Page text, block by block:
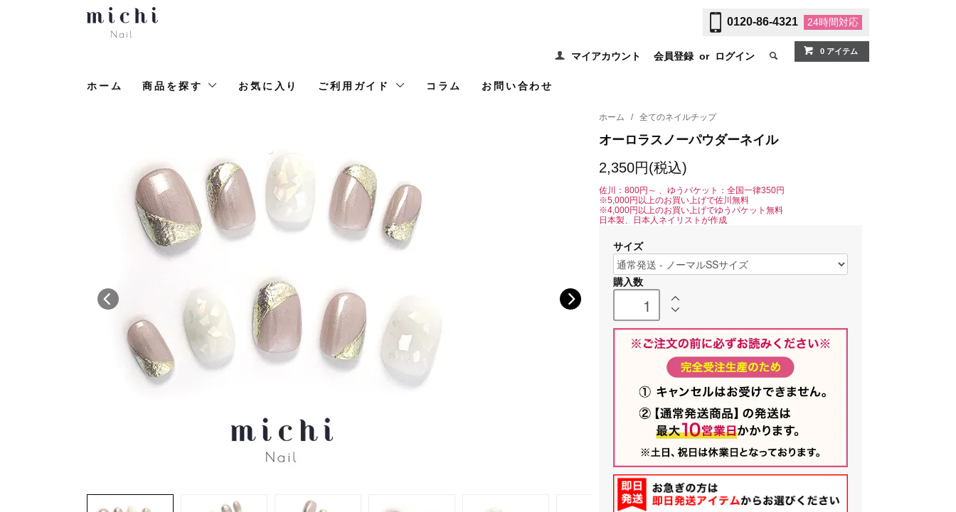
0120-86-4321 24時間対応
マイアカウント 会員登録 or ログイン 0 アイテム
ホーム 商品を探す お気に入り ご利用ガイド コラム お問い合わせ
ホーム / 全てのネイルチップ
オーロラスノーパウダーネイル
2,350円(税込)
佐川：800円～ 、ゆうパケット：全国一律350円
※5,000円以上のお買い上げで佐川無料
※4,000円以上のお買い上げでゆうパケット無料
日本製、日本人ネイリストが作成
サイズ
購入数